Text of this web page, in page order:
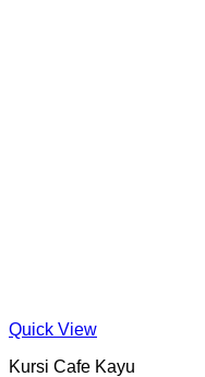
Quick View
Kursi Cafe Kayu